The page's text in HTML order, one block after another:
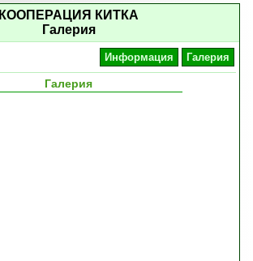
КООПЕРАЦИЯ КИТКА
Галерия
Информация Галерия
Галерия